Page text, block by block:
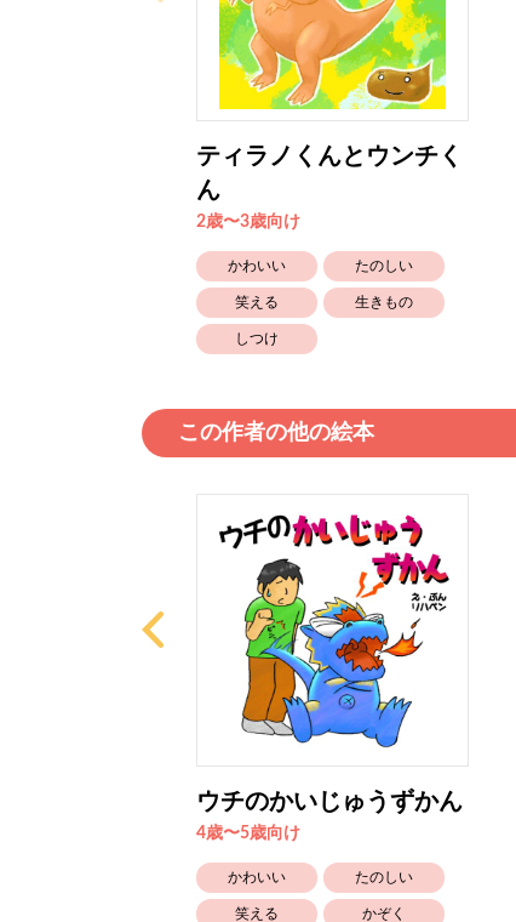
ティラノくんとウンチく
ん
2歳〜3歳向け
かわいい たのしい
笑える 生きもの
しつけ
この作者の他の絵本
ウチのかいじゅうずかん
4歳〜5歳向け
かわいい たのしい
笑える かぞく